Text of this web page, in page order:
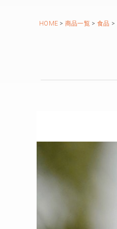
HOME 商品一覧 食品